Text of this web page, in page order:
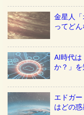
金星人
ってど
AI時代は
か？」
エドガ
はどの